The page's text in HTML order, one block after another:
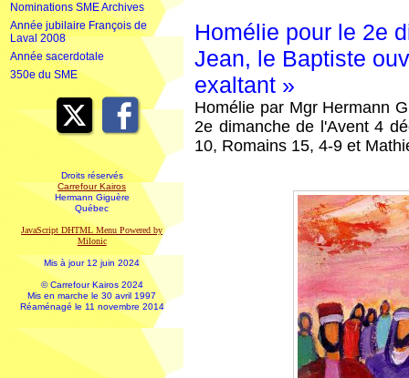
Nominations SME Archives
Année jubilaire François de
Laval 2008
Année sacerdotale
350e du SME
Droits réservés
Carrefour Kairos
Hermann Giguère
Québec
JavaScript DHTML Menu Powered by
Milonic
Mis à jour 12 juin 2024
© Carrefour Kairos 2024
Mis en marche le 30 avril 1997
Réaménagé le 11 novembre 2014
Homélie pour le 2e
Jean, le Baptiste
exaltant »
Homélie par Mgr Hermann
2e dimanche de l'Avent 4
10, Romains 15, 4-9 et